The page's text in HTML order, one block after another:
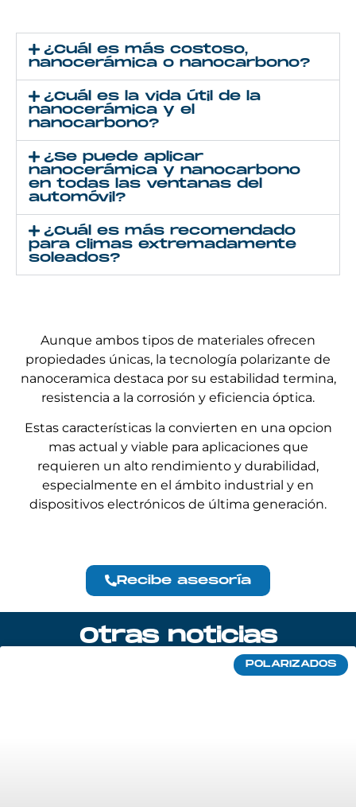
¿Cuál es más costoso,
nanocerámica o nanocarbono?
¿Cuál es la vida útil de la
nanocerámica y el
nanocarbono?
¿Se puede aplicar
nanocerámica y nanocarbono
en todas las ventanas del
automóvil?
¿Cuál es más recomendado
para climas extremadamente
soleados?
Aunque ambos tipos de materiales ofrecen
propiedades únicas, la tecnología polarizante de
nanoceramica destaca por su estabilidad termina,
resistencia a la corrosión y eficiencia óptica.
Estas características la convierten en una opcion
mas actual y viable para aplicaciones que
requieren un alto rendimiento y durabilidad,
especialmente en el ámbito industrial y en
dispositivos electrónicos de última generación.
Recibe asesoría
Otras noticias
POLARIZADOS